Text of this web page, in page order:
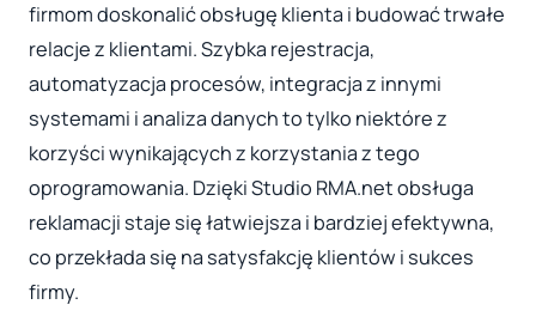
firmom doskonalić obsługę klienta i budować trwałe
relacje z klientami. Szybka rejestracja,
automatyzacja procesów, integracja z innymi
systemami i analiza danych to tylko niektóre z
korzyści wynikających z korzystania z tego
oprogramowania. Dzięki Studio RMA.net obsługa
reklamacji staje się łatwiejsza i bardziej efektywna,
co przekłada się na satysfakcję klientów i sukces
firmy.